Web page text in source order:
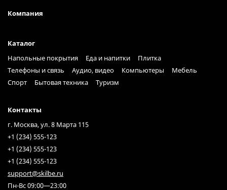
Компания
Каталог
Напольные покрытия
Еда и напитки
Плитка
Телефоны и связь
Аудио, видео Компьютеры
Мебель
Спорт
Бытовая техника Туризм
Контакты
г. Москва, ул. 8 Марта 115
+1 (234) 555-123
+1 (234) 555-123
+1 (234) 555-123
support@skilbe.ru
Пн-Вс 09:00—23:00